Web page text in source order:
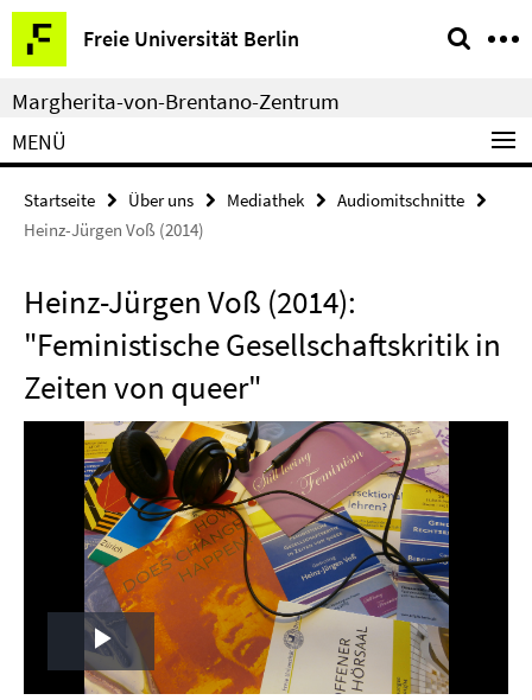
Springe
direkt
zu
Inhalt
Freie Universität Berlin
Service-
Navigation
Margherita-von-Brentano-Zentrum
MENÜ
Startseite Über uns Mediathek
Audiomitschnitte
Heinz-Jürgen Voß (2014)
Heinz-Jürgen Voß (2014):
"Feministische Gesellschaftskritik in
Zeiten von queer"
Play